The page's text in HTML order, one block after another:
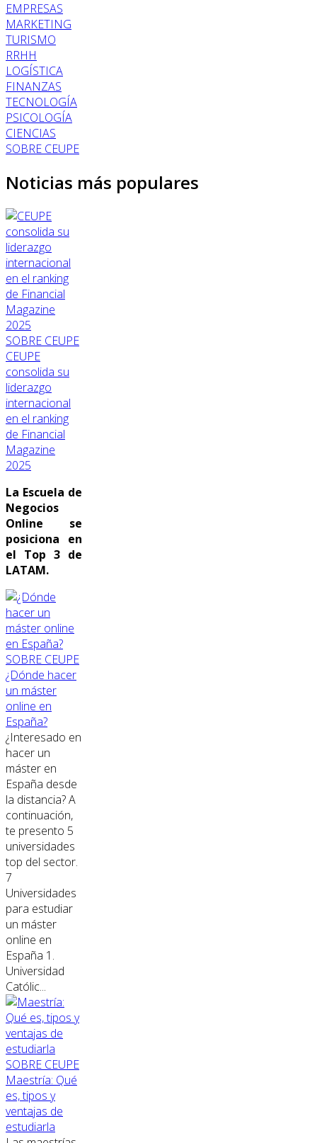
EMPRESAS
MARKETING
TURISMO
RRHH
LOGÍSTICA
FINANZAS
TECNOLOGÍA
PSICOLOGÍA
CIENCIAS
SOBRE CEUPE
Noticias más populares
SOBRE CEUPE
CEUPE
consolida su
liderazgo
internacional
en el ranking
de Financial
Magazine
2025
La Escuela de
Negocios
Online se
posiciona en
el Top 3 de
LATAM.
SOBRE CEUPE
¿Dónde hacer
un máster
online en
España?
¿Interesado en
hacer un
máster en
España desde
la distancia? A
continuación,
te presento 5
universidades
top del sector.
7
Universidades
para estudiar
un máster
online en
España 1.
Universidad
Católic...
SOBRE CEUPE
Maestría: Qué
es, tipos y
ventajas de
estudiarla